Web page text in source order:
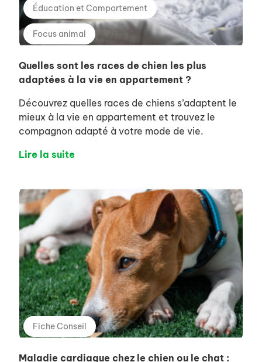
Éducation et Comportement
Focus animal
Quelles sont les races de chien les plus
adaptées à la vie en appartement ?
Découvrez quelles races de chiens s’adaptent le
mieux à la vie en appartement et trouvez le
compagnon adapté à votre mode de vie.
Lire la suite
Fiche Conseil
Maladie cardiaque chez le chien ou le chat :